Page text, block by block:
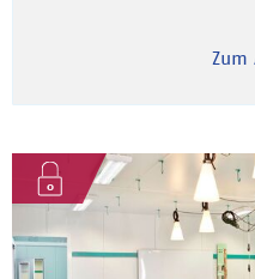
Zum